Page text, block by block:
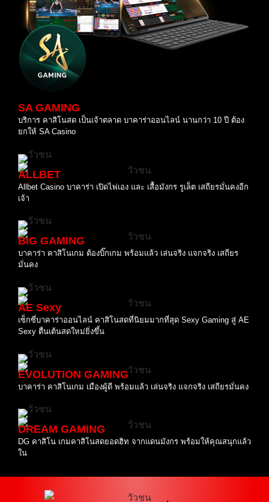
SA GAMING
บริการ คาสิโนสด เป็นเจ้าตลาด บาคาร่าออนไลน์ นานกว่า 10 ปี ต้อง
ยกให้ SA Casino
ALLBET
Allbet Casino บาคาร่า เปิดไพ่เอง และ เสื้อมังกร รูเล็ต เสถียรมั่นคงอีก
เจ้า
BIG GAMING
บาคาร่า คาสิโนเกม ต้องบิ๊กเกม พร้อมแล้ว เล่นจริง แจกจริง เสถียร
มั่นคง
AE Sexy
เซ็กซี่บาคาร่าออนไลน์ คาสิโนสดที่นิยมมากที่สุด Sexy Gaming สู่ AE
Sexy ตื่นเต้นสดใหม่ยิ่งขึ้น
EVOLUTION GAMING
บาคาร่า คาสิโนเกม เมืองผู้ดี พร้อมแล้ว เล่นจริง แจกจริง เสถียรมั่นคง
DREAM GAMING
DG คาสิโน เกมคาสิโนสดยอดฮิท จากแดนมังกร พร้อมให้คุณสนุกแล้ว
ใน